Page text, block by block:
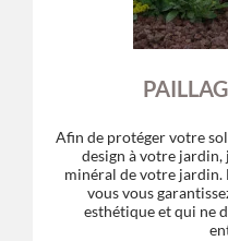
Afin de protéger votre
design à votre jardin,
minéral de votre jardin.
vous vous
esthétique et qui ne